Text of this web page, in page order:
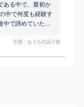
ある中で、最初か
中で何度も経験す
で諦めていたか
産との関係がなく
引用：おうちの語り部